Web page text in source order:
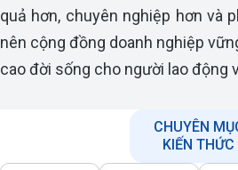
quả hơn, chuyên nghiệp hơn và
nên cộng đồng doanh nghiệp
cao đời sống cho người lao động
CHUYÊN
KIẾN THỨC